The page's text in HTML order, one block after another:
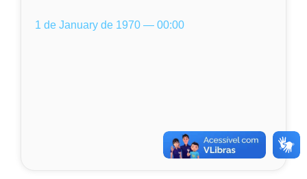
1 de January de 1970 — 00:00